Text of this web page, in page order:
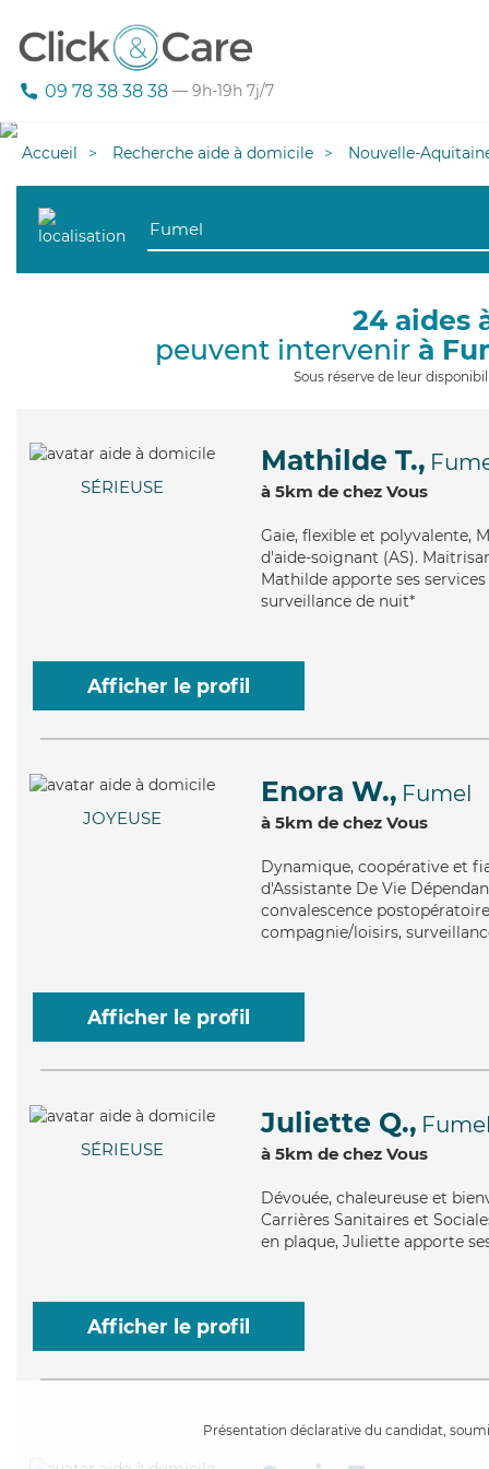
09 78 38 38 38 — 9h-19h 7j/7
Accueil Recherche aide à domicile Nouvelle-
24 aides
peuvent intervenir à
Sous réserve de leur
SÉRIEUSE
Mathilde T.,
à 5km de chez Vous
Gaie, flexible et polyvalente,
d'aide-soignant (AS).
Mathilde apporte ses
surveillance de nuit*
Afficher le profil
JOYEUSE
Enora W., Fumel
à 5km de chez Vous
Dynamique, coopérative et
d'Assistante De Vie
convalescence
compagnie/loisirs,
Afficher le profil
SÉRIEUSE
Juliette Q., Fumel
à 5km de chez Vous
Dévouée, chaleureuse et
Carrières Sanitaires et
en plaque, Juliette apporte
Afficher le profil
Présentation déclarative du candidat,